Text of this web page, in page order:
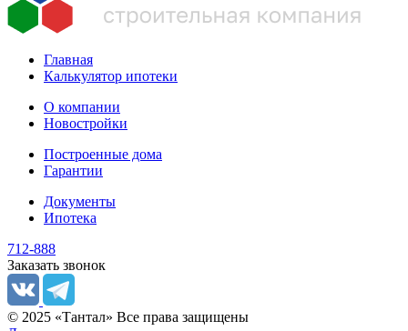
Главная
Калькулятор ипотеки
О компании
Новостройки
Построенные дома
Гарантии
Документы
Ипотека
712-888
Заказать звонок
© 2025 «Тантал» Все права защищены